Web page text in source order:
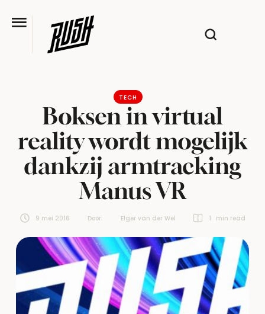
TECH
Boksen in virtual
reality wordt mogelijk
dankzij armtracking
Manus VR
9 mei 2016 Door: Elger van der Wel 1 min read